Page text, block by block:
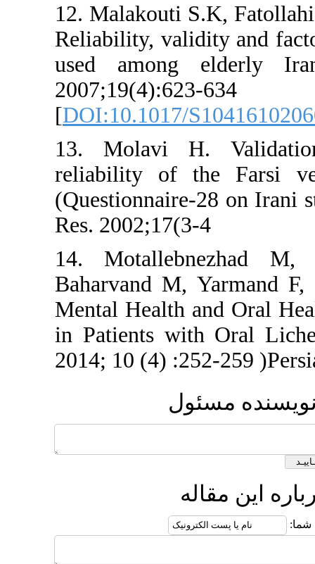
12.
Reliability,
used
[
13. Molavi
reliability
Res.
14.
Baharvand
Mental
in Patients
2014; 10 (4)